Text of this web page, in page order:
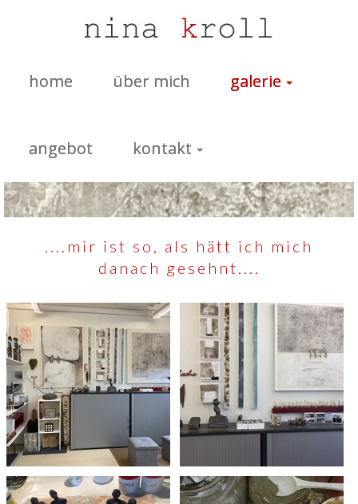
home über mich galerie
angebot kontakt
....mir ist so, als hätt ich mich
danach gesehnt....